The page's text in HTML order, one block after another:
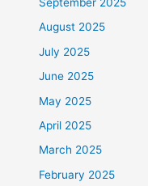
August 2025
July 2025
June 2025
May 2025
April 2025
March 2025
February 2025